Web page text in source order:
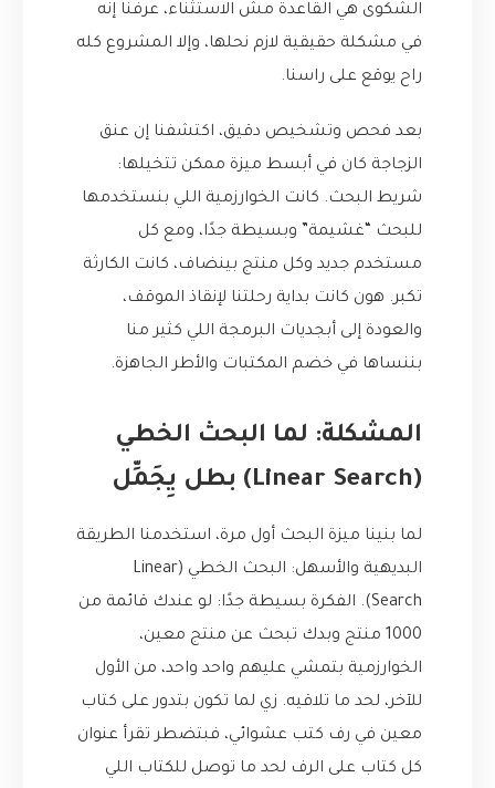
الشكوى هي القاعدة مش الاستثناء، عرفنا إنه
في مشكلة حقيقية لازم نحلها، وإلا المشروع كله
راح يوقع على راسنا.
بعد فحص وتشخيص دقيق، اكتشفنا إن عنق
الزجاجة كان في أبسط ميزة ممكن تتخيلها:
شريط البحث. كانت الخوارزمية اللي بنستخدمها
للبحث “غشيمة” وبسيطة جدًا، ومع كل
مستخدم جديد وكل منتج بينضاف، كانت الكارثة
تكبر. هون كانت بداية رحلتنا لإنقاذ الموقف،
والعودة إلى أبجديات البرمجة اللي كثير منا
بننساها في خضم المكتبات والأطر الجاهزة.
المشكلة: لما البحث الخطي
(Linear Search) بطل يِجَمِّل
لما بنينا ميزة البحث أول مرة، استخدمنا الطريقة
البديهية والأسهل: البحث الخطي (Linear
Search). الفكرة بسيطة جدًا: لو عندك قائمة من
1000 منتج وبدك تبحث عن منتج معين،
الخوارزمية بتمشي عليهم واحد واحد، من الأول
للآخر، لحد ما تلاقيه. زي لما تكون بتدور على كتاب
معين في رف كتب عشوائي، فبتضطر تقرأ عنوان
كل كتاب على الرف لحد ما توصل للكتاب اللي